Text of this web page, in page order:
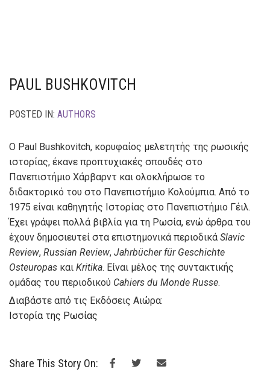
PAUL BUSHKOVITCH
POSTED IN: AUTHORS
Ο Paul Bushkovitch, κορυφαίος μελετητής της ρωσικής
ιστορίας, έκανε προπτυχιακές σπουδές στο
Πανεπιστήμιο Χάρβαρντ και ολοκλήρωσε το
διδακτορικό του στο Πανεπιστήμιο Κολούμπια. Από το
1975 είναι καθηγητής Ιστορίας στο Πανεπιστήμιο Γέιλ.
Έχει γράψει πολλά βιβλία για τη Ρωσία, ενώ άρθρα του
έχουν δημοσιευτεί στα επιστημονικά περιοδικά Slavic
Review, Russian Review, Jahrbücher für Geschichte
Osteuropas και Kritika. Είναι μέλος της συντακτικής
ομάδας του περιοδικού Cahiers du Monde Russe.
Διαβάστε από τις Εκδόσεις Αιώρα:
Ιστορία της Ρωσίας
Share This Story On: